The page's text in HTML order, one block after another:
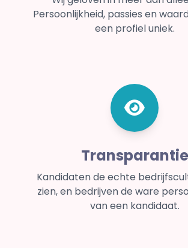
Persoonlijkheid, passies en
een profiel uniek.
Transparantie
Kandidaten de echte
zien, en bedrijven de ware
van een kandidaat.